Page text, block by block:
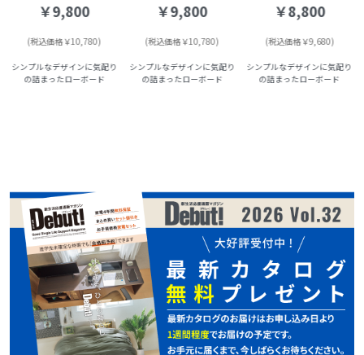
￥9,800
(税込価格￥10,780)
シンプルなデザインに気配り
の詰まったローボード
￥9,800
(税込価格￥10,780)
シンプルなデザインに気配り
の詰まったローボード
￥8,800
(税込価格￥9,680)
シンプルなデザインに気配り
の詰まったローボード